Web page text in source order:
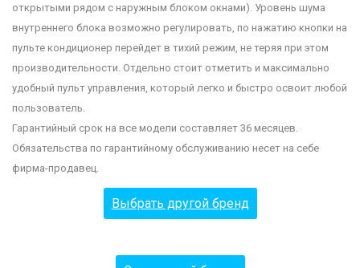
открытыми рядом с наружным блоком окнами). Уровень шума
внутреннего блока возможно регулировать, по нажатию кнопки на
пульте кондиционер перейдет в тихий режим, не теряя при этом
производительности. Отдельно стоит отметить и максимально
удобный пульт управления, который легко и быстро освоит любой
пользователь.
Гарантийный срок на все модели составляет 36 месяцев.
Обязательства по гарантийному обслуживанию несет на себе
фирма-продавец.
Выбрать другой бренд